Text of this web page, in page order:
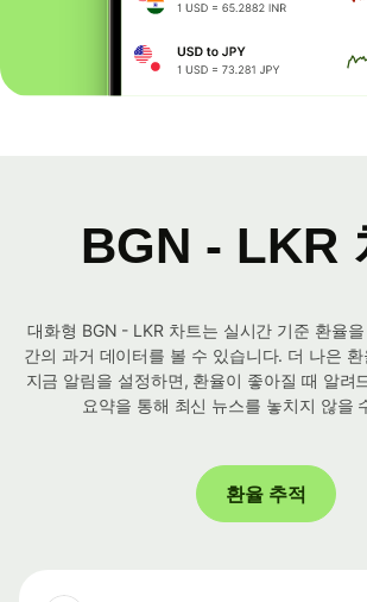
BGN - LKR
대화형 BGN - LKR 차트는 실시간 기준 환율
간의 과거 데이터를 볼 수 있습니다. 더 나은
지금 알림을 설정하면, 환율이 좋아질 때 알려
요약을 통해 최신 뉴스를 놓치지 않을
환율 추적